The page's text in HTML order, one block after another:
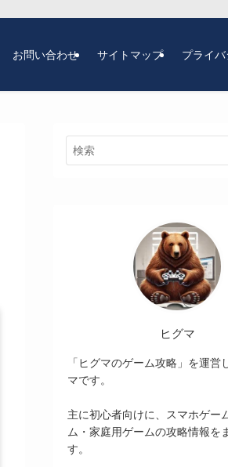
お問い合わせ サイトマップ プライ
ヒグマ
「ヒグマのゲーム攻略」を運営
マです。
主に初心者向けに、スマホゲー
ム・家庭用ゲームの攻略情報を
す。